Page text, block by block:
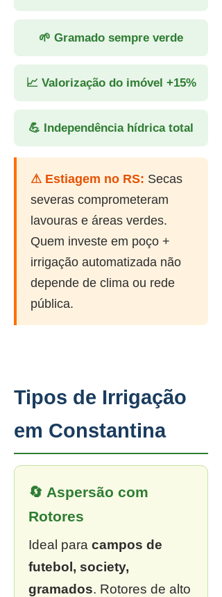
🌱 Gramado sempre verde
📈 Valorização do imóvel +15%
💪 Independência hídrica total
⚠ Estiagem no RS: Secas
severas comprometeram
lavouras e áreas verdes.
Quem investe em poço +
irrigação automatizada não
depende de clima ou rede
pública.
Tipos de Irrigação
em Constantina
🔄 Aspersão com
Rotores
Ideal para campos de
futebol, society,
gramados. Rotores de alto